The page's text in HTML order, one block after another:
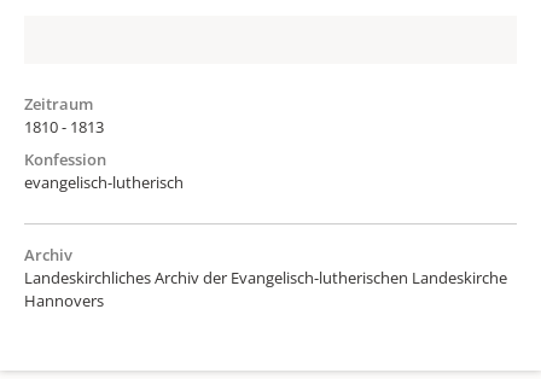
Zeitraum
1810 - 1813
Konfession
evangelisch-lutherisch
Archiv
Landeskirchliches Archiv der Evangelisch-lutherischen Landeskirche
Hannovers